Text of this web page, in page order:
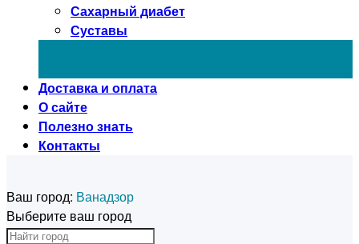
Сахарный диабет
Суставы
Доставка и оплата
О сайте
Полезно знать
Контакты
Ваш город: Ванадзор
Выберите ваш город